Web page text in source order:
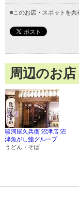
■このお店・スポットを共
周辺のお
駿河屋久兵衛 沼津店 沼
津魚がし鮨グループ
うどん・そば